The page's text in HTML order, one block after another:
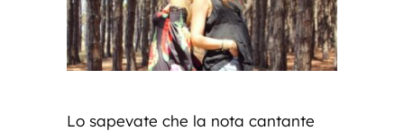
Lo sapevate che la nota cantante